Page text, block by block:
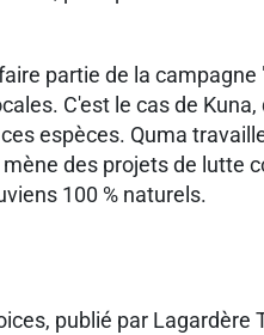
partie de la
C'est le cas de
espèces. Quma
des projets de
100 % naturels.
publié par